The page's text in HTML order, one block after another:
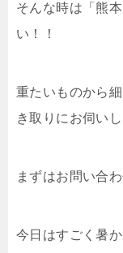
そんな時は「熊
い！！
重たいものから
き取りにお伺いし
まずはお問い合
今日はすごく暑